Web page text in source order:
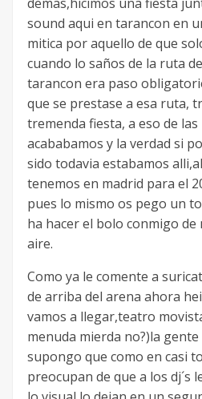
sound aqui en tarancon en
mitica por aquello de que
cuando lo saños de la ruta
tarancon era paso
que se prestase a esa ruta,
tremenda fiesta, a eso de las
acababamos y la verdad si
sido todavia estabamos
tenemos en madrid para el
pues lo mismo os pego un
ha hacer el bolo conmigo
aire.
Como ya le comente a
de arriba del arena ahora
vamos a llegar,teatro
menuda mierda no?)la gente
supongo que como en casi
preocupan de que a los dj´s